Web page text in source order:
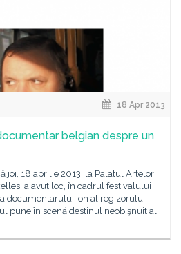
18 Apr 2013
belgian despre un
joi, 18 aprilie 2013, la Palatul Artelor
a avut loc, în cadrul festivalului
documentarului Ion al regizorului
pune în scenă destinul neobişnuit al